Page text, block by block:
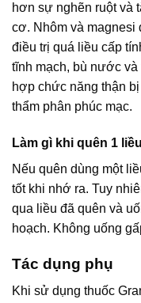
hơn sự nghẽn ruột và
cơ. Nhôm và
điều trị quá liều cấp
tĩnh mạch, bù nước
hợp chức năng thận
thẩm phân phúc mạc.
Làm gì khi quên 1
Nếu quên dùng một
tốt khi nhớ ra. Tuy
qua liều đã quên và
hoạch. Không uống
Tác dụng phụ
Khi sử dụng thuốc